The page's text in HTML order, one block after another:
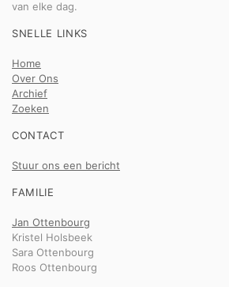
van elke dag.
SNELLE LINKS
Home
Over Ons
Archief
Zoeken
CONTACT
Stuur ons een bericht
FAMILIE
Jan Ottenbourg
Kristel Holsbeek
Sara Ottenbourg
Roos Ottenbourg